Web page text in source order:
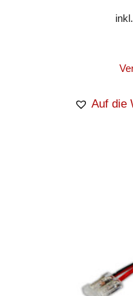
Auf die